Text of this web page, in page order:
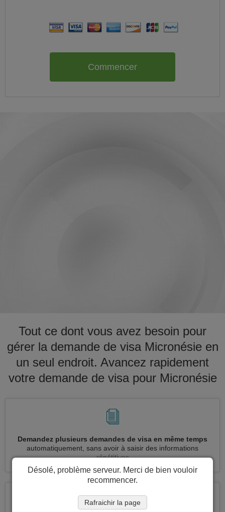
Commencer
Tout ce dont vous avez besoin pour
gérer la demande de visa Micronésie en
un seul endroit. Avancez rapidement
votre demande de visa pour Micronésie
Demandez plusieurs demandes de visa en même temps
automatiquement, sans avoir à saisir des informations
répétitives
Désolé, problème serveur. Merci de bien vouloir
recommencer.
Rafraichir la page